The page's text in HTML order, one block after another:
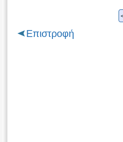
Επιστροφή